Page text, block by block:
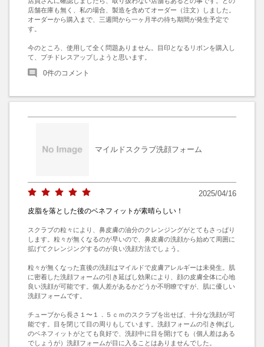
店舗在庫も無く、私の場合、製造を含めてオーダー（注文）しました。
オーダーから購入まで、三週間から一ヶ月半の待ち期間が発生予定で
す。
今のところ、使用して全く問題ありません。目印となるリボンを購入し
て、プチドレスアップしようと思います。
0件のコメント
マイルドスクラブ洗顔フォーム
2025/04/16
皮脂を落とした後のベネフィットが素晴らしい！
スクラブの粒々により、鼻皮膚の油分のクレンジングがとてもさっぱり
します。粒々が無くなるのが早いので、鼻皮膚の洗顔から始めて周囲に
拡げてクレンジングするのが良い洗顔方法でしょう。
粒々が無くなった直後の洗顔はマイルドで皮膚アレルギーは未発生。肌
に密着した洗顔フォームの引き延ばし効果により、顔の皮膚全体に心地
良い洗顔が可能です。個人差があるかどうか不明瞭ですが、肌に優しい
洗顔フォームです。
チューブから長さ１〜１．５ｃｍのスクラブを出せば、十分な洗顔が可
能です。目を閉じて目の周りもしています。洗顔フォームの引き伸ばし
のベネフィットがとても良好で、洗顔中に目を開けても（個人差はある
でしょうが）洗顔フォームが目に入ることはありませんでした。